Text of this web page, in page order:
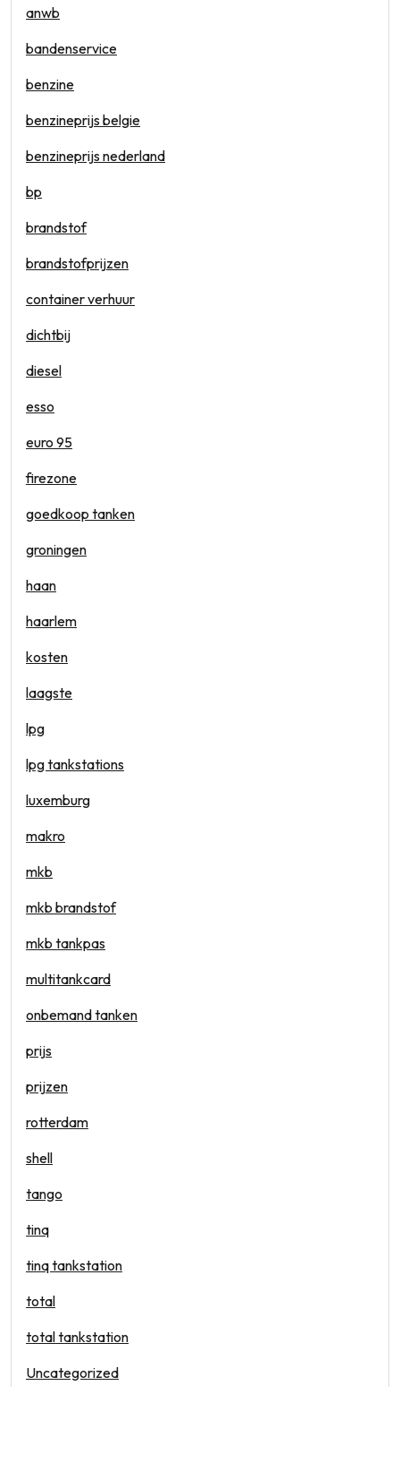
anwb
bandenservice
benzine
benzineprijs belgie
benzineprijs nederland
bp
brandstof
brandstofprijzen
container verhuur
dichtbij
diesel
esso
euro 95
firezone
goedkoop tanken
groningen
haan
haarlem
kosten
laagste
lpg
lpg tankstations
luxemburg
makro
mkb
mkb brandstof
mkb tankpas
multitankcard
onbemand tanken
prijs
prijzen
rotterdam
shell
tango
tinq
tinq tankstation
total
total tankstation
Uncategorized